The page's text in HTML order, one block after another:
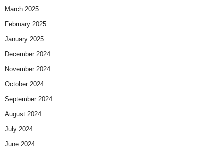
March 2025
February 2025
January 2025
December 2024
November 2024
October 2024
September 2024
August 2024
July 2024
June 2024